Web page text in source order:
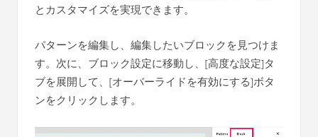
とカスタマイズを実現できます。
パターンを編集し、編集したいブロックを見つけま
す。次に、ブロック設定に移動し、[高度な設定]タ
ブを展開して、[オーバーライドを有効にする]ボタ
ンをクリックします。